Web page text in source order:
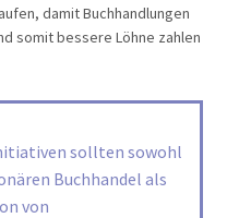
damit Buchhandlungen
somit bessere Löhne zahlen
sollten sowohl
Buchhandel als
von